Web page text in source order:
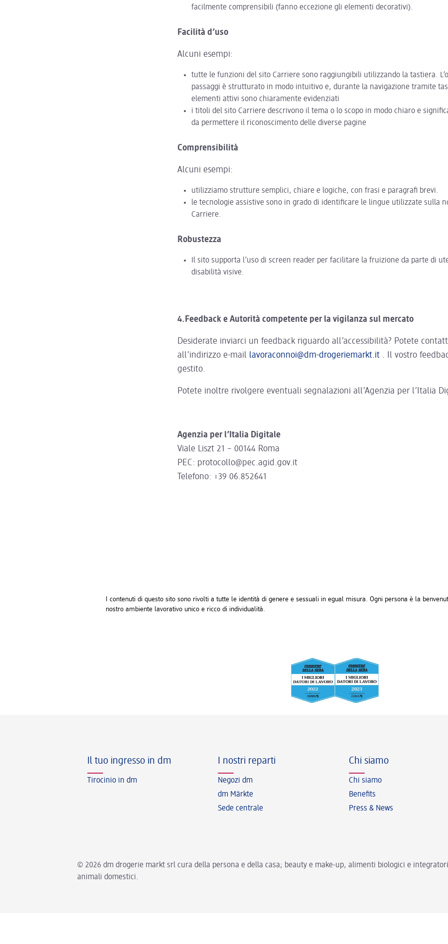
facilmente comprensibili (fanno eccezione gli elementi decorativi).
Facilità d’uso
Alcuni esempi:
tutte le funzioni del sito Carriere sono raggiungibili utilizzando la tastiera.
passaggi è strutturato in modo intuitivo e, durante la navigazione tramite
elementi attivi sono chiaramente evidenziati
i titoli del sito Carriere descrivono il tema o lo scopo in modo chiaro e
da permettere il riconoscimento delle diverse pagine
Comprensibilità
Alcuni esempi:
utilizziamo strutture semplici, chiare e logiche, con frasi e paragrafi brevi.
le tecnologie assistive sono in grado di identificare le lingue utilizzate sulla
Carriere.
Robustezza
Il sito supporta l’uso di screen reader per facilitare la fruizione da parte di
disabilità visive.
4.Feedback e Autorità competente per la vigilanza sul mercato
Desiderate inviarci un feedback riguardo all’accessibilità? Potete
all’indirizzo e-mail lavoraconnoi@dm-drogeriemarkt.it . Il vostro
gestito.
Potete inoltre rivolgere eventuali segnalazioni all’Agenzia per l’Italia
Agenzia per l’Italia Digitale
Viale Liszt 21 – 00144 Roma
PEC: protocollo@pec.agid.gov.it
Telefono: +39 06.852641
I contenuti di questo sito sono rivolti a tutte le identità di genere e sessuali in egual misura. Ogni persona è la
nostro ambiente lavorativo unico e ricco di individualità.
© 2026 dm drogerie markt srl cura della persona e della casa; beauty e make-up, alimenti biologici e
animali domestici.
Il tuo ingresso in dm
Tirocinio in dm
I nostri reparti
Negozi dm
dm Märkte
Sede centrale
Chi siamo
Chi siamo
Benefits
Press & News